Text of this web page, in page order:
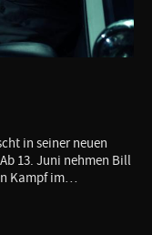
in seiner neuen
13. Juni nehmen Bill
Kampf im…